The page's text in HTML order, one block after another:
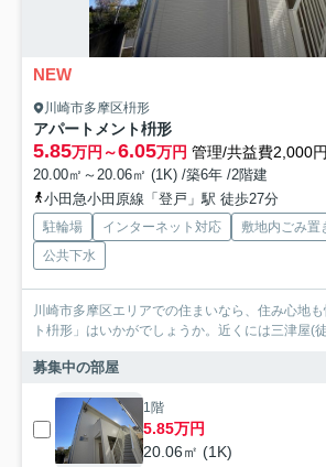
NEW
川崎市多摩区枡形
アパートメント枡形
5.85万円～6.05万円 管理/共益費2,000円
20.00㎡～20.06㎡ (1K) /築6年 /2階建
小田急小田原線「登戸」駅 徒歩27分
駐輪場 インターネット対応 敷地内ごみ置
公共下水
川崎市多摩区エリアでの住まいなら、住み心地
ト枡形」はいかがでしょうか。近くには三津屋(
募集中の部屋
1階
5.85万円
20.06㎡ (1K)